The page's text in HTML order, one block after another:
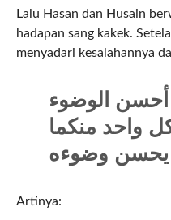
Lalu Hasan dan Husain
hadapan sang kakek.
menyadari kesalahannya
أحسن الوضوء
واحد منكما
يحسن وضوءه
Artinya: